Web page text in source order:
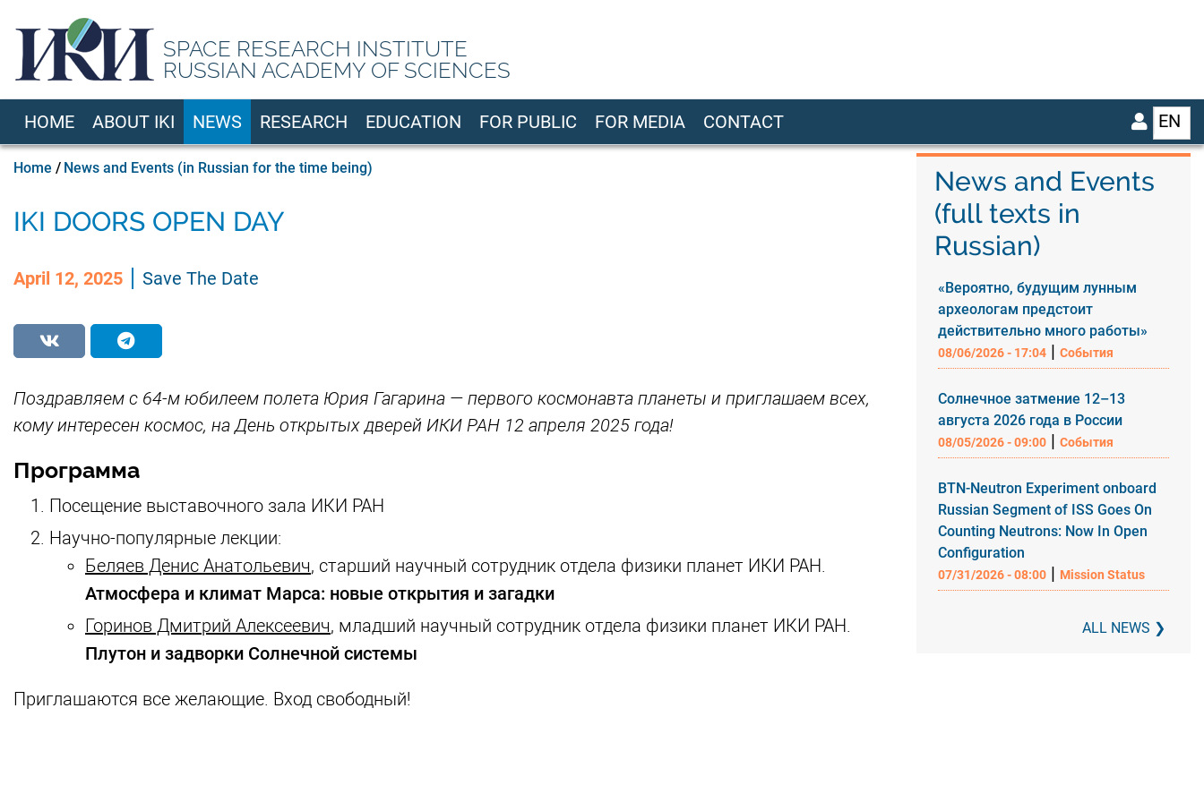
main
content
SPACE RESEARCH INSTITUTE
RUSSIAN ACADEMY OF SCIENCES
HOME ABOUT IKI NEWS RESEARCH EDUCATION FOR PUBLIC FOR MEDIA CONTACT ENList
EN
Breadcrumb
Home News and Events (in Russian for the time being)
IKI DOORS OPEN DAY
April 12, 2025 Save The Date
Поздравляем с 64-м юбилеем полета Юрия Гагарина — первого космонавта планеты и приглашаем всех,
кому интересен космос, на День открытых дверей ИКИ РАН 12 апреля 2025 года!
Программа
Посещение выставочного зала ИКИ РАН
Научно-популярные лекции:
Беляев Денис Анатольевич, старший научный сотрудник отдела физики планет ИКИ РАН.
Атмосфера и климат Марса: новые открытия и загадки
Горинов Дмитрий Алексеевич, младший научный сотрудник отдела физики планет ИКИ РАН.
Плутон и задворки Солнечной системы
Приглашаются все желающие. Вход свободный!
News and Events
(full texts in
Russian)
«Вероятно, будущим лунным
археологам предстоит
действительно много работы»
08/06/2026 - 17:04 | События
Солнечное затмение 12–13
августа 2026 года в России
08/05/2026 - 09:00 | События
BTN-Neutron Experiment onboard
Russian Segment of ISS Goes On
Counting Neutrons: Now In Open
Configuration
07/31/2026 - 08:00 | Mission Status
ALL NEWS